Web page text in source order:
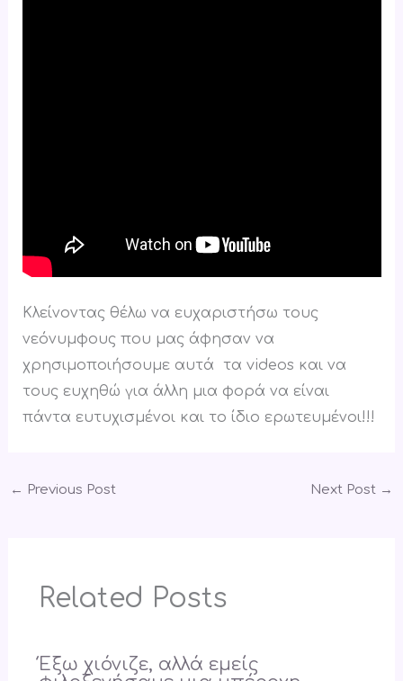
Κλείνοντας θέλω να ευχαριστήσω τους
νεόνυμφους που μας άφησαν να
χρησιμοποιήσουμε αυτά τα videos και να
τους ευχηθώ για άλλη μια φορά να είναι
πάντα ευτυχισμένοι και το ίδιο ερωτευμένοι!!!
← Previous Post Next Post →
Related Posts
Έξω χιόνιζε, αλλά εμείς